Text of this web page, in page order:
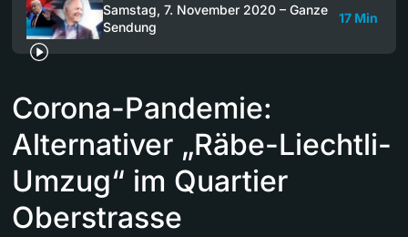
Samstag, 7. November 2020 – Ganze
Sendung
17 Min
Corona-Pandemie:
Alternativer „Räbe-Liechtli-
Umzug“ im Quartier
Oberstrasse